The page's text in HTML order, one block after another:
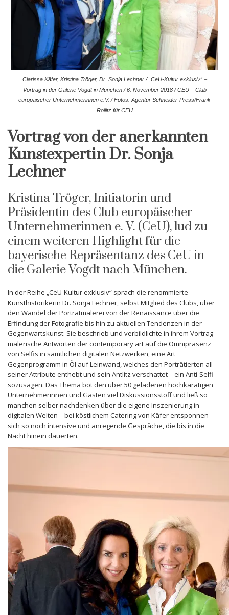
Clarissa Käfer, Kristina Tröger, Dr. Sonja Lechner / „CeU-Kultur exklusiv“ –
Vortrag in der Galerie Vogdt in München / 6. November 2018 / CEU – Club
europäischer Unternehmerinnen e.V. /Fotos: Agentur Schneider-Press/Frank
Rollitz für CEU
Vortrag von der anerkannten
Kunstexpertin Dr. Sonja
Lechner
Kristina Tröger, Initiatorin und
Präsidentin des Club europäischer
Unternehmerinnen e. V. (CeU), lud zu
einem weiteren Highlight für die
bayerische Repräsentanz des CeU in
die Galerie Vogdt nach München.
In der Reihe „CeU-Kultur exklusiv“ sprach die renommierte
Kunsthistorikerin Dr. Sonja Lechner, selbst Mitglied des Clubs, über
den Wandel der Porträtmalerei von der Renaissance über die
Erfindung der Fotografie bis hin zu aktuellen Tendenzen in der
Gegenwartskunst: Sie beschrieb und verbildlichte in ihrem Vortrag
malerische Antworten der contemporary art auf die Omnipräsenz
von Selfis in sämtlichen digitalen Netzwerken, eine Art
Gegenprogramm in Öl auf Leinwand, welches den Porträtierten all
seiner Attribute enthebt und sein Antlitz verschattet – ein Anti-Selfi
sozusagen. Das Thema bot den über 50 geladenen hochkarätigen
Unternehmerinnen und Gästen viel Diskussionsstoff und ließ so
manchen selber nachdenken über die eigene Inszenierung in
digitalen Welten – bei köstlichem Catering von Käfer entsponnen
sich so noch intensive und anregende Gespräche, die bis in die
Nacht hinein dauerten.